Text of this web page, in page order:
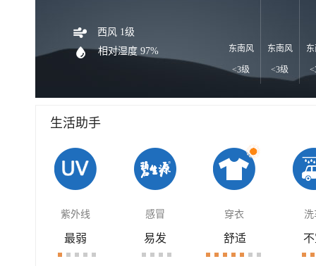
西风 1级
相对湿度 97%
东南风
<3级
东南风
<3级
生活助手
紫外线 感冒 穿衣 洗
最弱 易发 舒适